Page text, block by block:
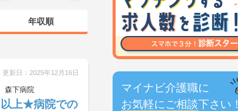
マイナビ介護職に
お気軽にご相談下さい！
年収順
更新日：2025年12月16日
森下病院
以上★病院での